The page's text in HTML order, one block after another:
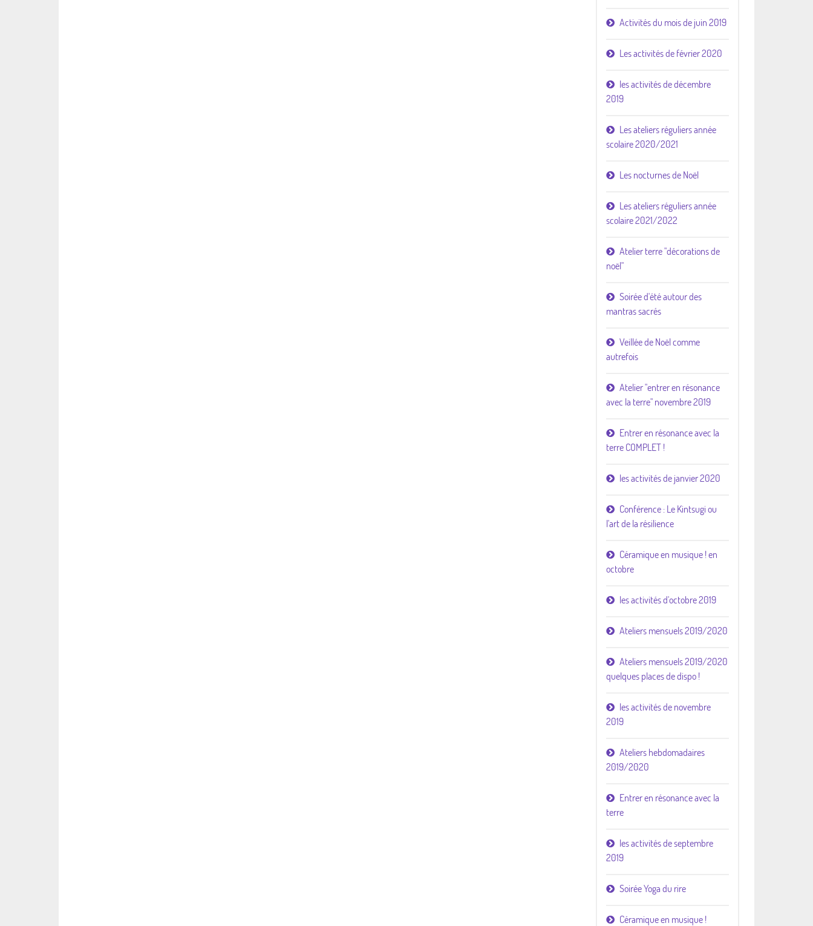
Activités du mois de juin 2019
Les activités de février 2020
les activités de décembre
2019
Les ateliers réguliers année
scolaire 2020/2021
Les nocturnes de Noël
Les ateliers réguliers année
scolaire 2021/2022
Atelier terre "décorations de
noël"
Soirée d'été autour des
mantras sacrés
Veillée de Noël comme
autrefois
Atelier "entrer en résonance
avec la terre" novembre 2019
Entrer en résonance avec la
terre COMPLET !
les activités de janvier 2020
Conférence : Le Kintsugi ou
l'art de la résilience
Céramique en musique ! en
octobre
les activités d'octobre 2019
Ateliers mensuels 2019/2020
Ateliers mensuels 2019/2020
quelques places de dispo !
les activités de novembre
2019
Ateliers hebdomadaires
2019/2020
Entrer en résonance avec la
terre
les activités de septembre
2019
Soirée Yoga du rire
Céramique en musique !